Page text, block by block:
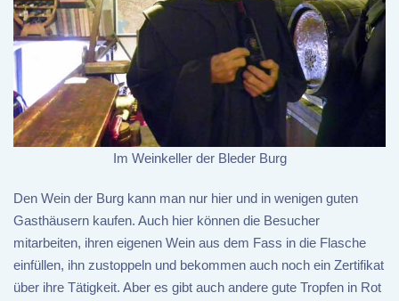
Im Weinkeller der Bleder Burg
Den Wein der Burg kann man nur hier und in wenigen guten
Gasthäusern kaufen. Auch hier können die Besucher
mitarbeiten, ihren eigenen Wein aus dem Fass in die Flasche
einfüllen, ihn zustoppeln und bekommen auch noch ein Zertifikat
über ihre Tätigkeit. Aber es gibt auch andere gute Tropfen in Rot